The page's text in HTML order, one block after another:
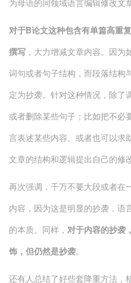
为母语的同领域语言编辑修改文
对于B论文这种包含有单篇高重
撰写 ，大力增减文章内容。因
词句或者句子结构，而段落结构
定为抄袭。针对这种情况，除了
或者删除某些句子；比如把不必
言表述某些内容。或者也可以求
文章的结构和逻辑提出自己的修
再次强调，千万不要大段或者在
内容，因为这是明显的抄袭，语
的本质。同样， 对于内容的抄袭
饰，但仍然是抄袭。
还有人总结了好些套降重方法，